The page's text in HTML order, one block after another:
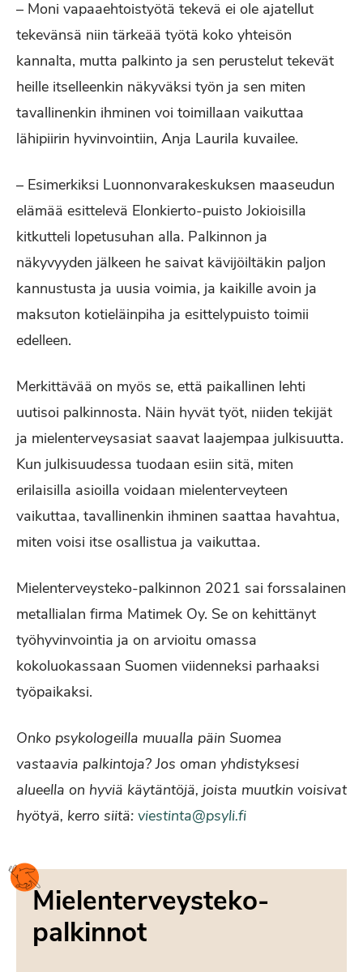
– Moni vapaaehtoistyötä tekevä ei ole ajatellut
tekevänsä niin tärkeää työtä koko yhteisön
kannalta, mutta palkinto ja sen perustelut tekevät
heille itselleenkin näkyväksi työn ja sen miten
tavallinenkin ihminen voi toimillaan vaikuttaa
lähipiirin hyvinvointiin, Anja Laurila kuvailee.
– Esimerkiksi Luonnonvarakeskuksen maaseudun
elämää esittelevä Elonkierto-puisto Jokioisilla
kitkutteli lopetusuhan alla. Palkinnon ja
näkyvyyden jälkeen he saivat kävijöiltäkin paljon
kannustusta ja uusia voimia, ja kaikille avoin ja
maksuton kotieläinpiha ja esittelypuisto toimii
edelleen.
Merkittävää on myös se, että paikallinen lehti
uutisoi palkinnosta. Näin hyvät työt, niiden tekijät
ja mielenterveysasiat saavat laajempaa julkisuutta.
Kun julkisuudessa tuodaan esiin sitä, miten
erilaisilla asioilla voidaan mielenterveyteen
vaikuttaa, tavallinenkin ihminen saattaa havahtua,
miten voisi itse osallistua ja vaikuttaa.
Mielenterveysteko-palkinnon 2021 sai forssalainen
metallialan firma Matimek Oy. Se on kehittänyt
työhyvinvointia ja on arvioitu omassa
kokoluokassaan Suomen viidenneksi parhaaksi
työpaikaksi.
Onko psykologeilla muualla päin Suomea
vastaavia palkintoja? Jos oman yhdistyksesi
alueella on hyviä käytäntöjä, joista muutkin voisivat
hyötyä, kerro siitä: viestinta@psyli.fi
Mielenterveysteko-
palkinnot